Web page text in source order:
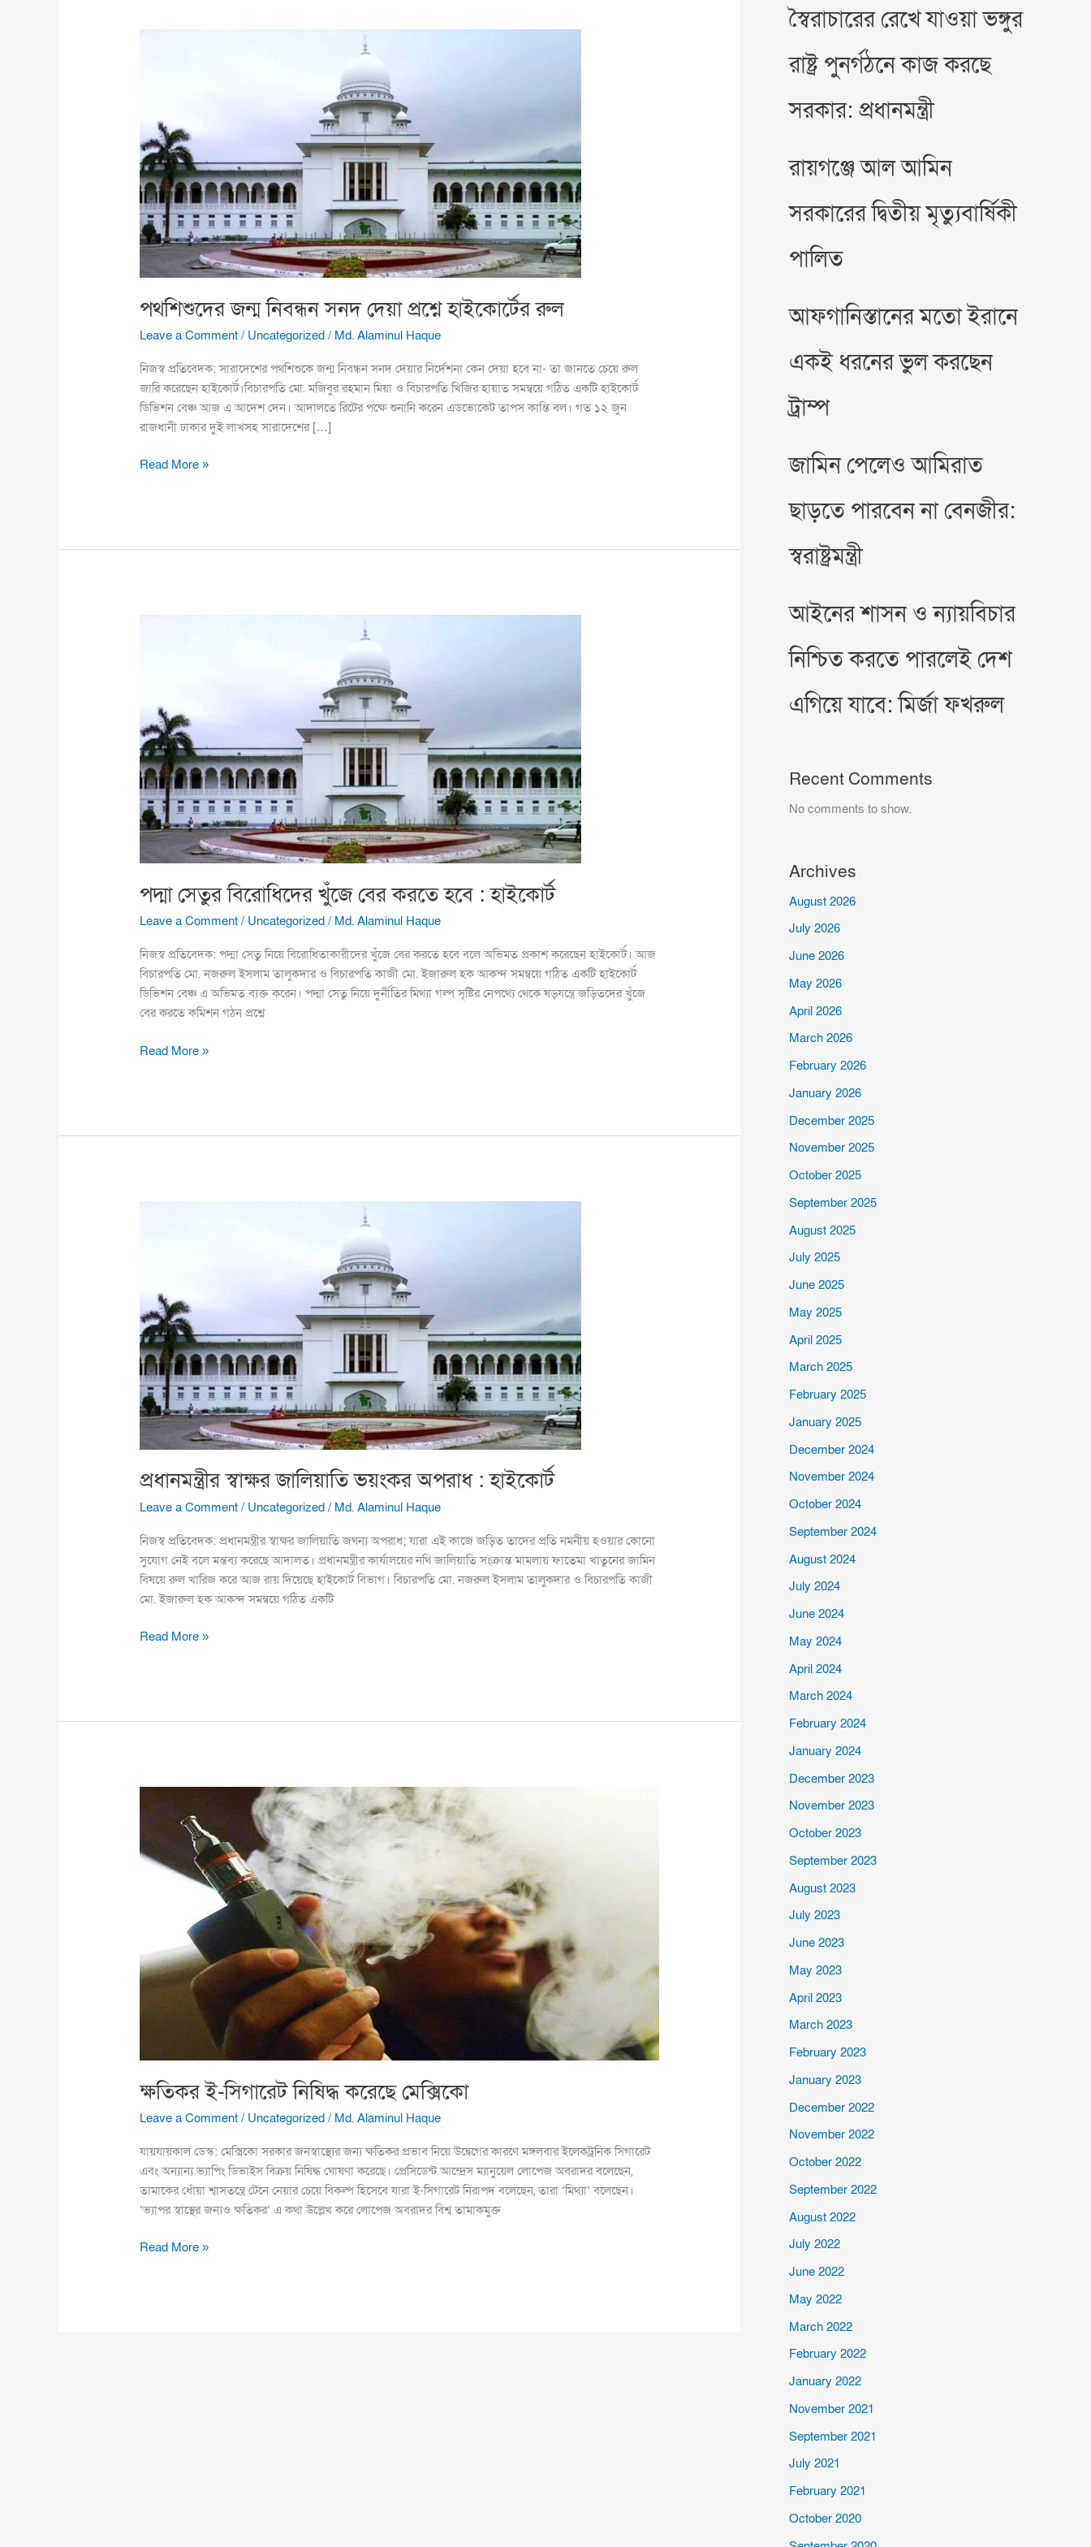
পথশিশুদের জন্ম নিবন্ধন সনদ দেয়া প্রশ্নে হাইকোর্টের রুল
Leave a Comment / Uncategorized / Md. Alaminul Haque
নিজস্ব প্রতিবেদক: সারাদেশের পথশিশুকে জন্ম নিবন্ধন সনদ দেয়ার নির্দেশনা কেন দেয়া হবে না- তা জানতে চেয়ে রুল
জারি করেছেন হাইকোর্ট।বিচারপতি মো. মজিবুর রহমান মিয়া ও বিচারপতি খিজির হায়াত সমন্বয়ে গঠিত একটি হাইকোর্ট
ডিভিশন বেঞ্চ আজ এ আদেশ দেন। আদালতে রিটের পক্ষে শুনানি করেন এডভোকেট তাপস কান্তি বল। গত ১২ জুন
রাজধানী ঢাকার দুই লাখসহ সারাদেশের […]
দেয়া
প্রশ্নে
হাইকোর্টের
রুল
Read More »
পদ্মা সেতুর বিরোধিদের খুঁজে বের করতে হবে : হাইকোর্ট
Leave a Comment / Uncategorized / Md. Alaminul Haque
নিজস্ব প্রতিবেদক: পদ্মা সেতু নিয়ে বিরোধিতাকারীদের খুঁজে বের করতে হবে বলে অভিমত প্রকাশ করেছেন হাইকোর্ট। আজ
বিচারপতি মো. নজরুল ইসলাম তালুকদার ও বিচারপতি কাজী মো. ইজারুল হক আকন্দ সমন্বয়ে গঠিত একটি হাইকোর্ট
ডিভিশন বেঞ্চ এ অভিমত ব্যক্ত করেন। পদ্মা সেতু নিয়ে দুর্নীতির মিথ্যা গল্প সৃষ্টির নেপথ্যে থেকে ষড়যন্ত্রে জড়িতদের খুঁজে
বের করতে কমিশন গঠন প্রশ্নে
করতে
হবে
:
হাইকোর্ট
Read More »
প্রধানমন্ত্রীর স্বাক্ষর জালিয়াতি ভয়ংকর অপরাধ : হাইকোর্ট
Leave a Comment / Uncategorized / Md. Alaminul Haque
নিজস্ব প্রতিবেদক: প্রধানমন্ত্রীর স্বাক্ষর জালিয়াতি জঘন্য অপরাধ; যারা এই কাজে জড়িত তাদের প্রতি নমনীয় হওয়ার কোনো
সুযোগ নেই বলে মন্তব্য করেছে আদালত। প্রধানমন্ত্রীর কার্যালয়ের নথি জালিয়াতি সংক্রান্ত মামলায় ফাতেমা খাতুনের জামিন
বিষয়ে রুল খারিজ করে আজ রায় দিয়েছে হাইকোর্ট বিভাগ। বিচারপতি মো. নজরুল ইসলাম তালুকদার ও বিচারপতি কাজী
মো. ইজারুল হক আকন্দ সমন্বয়ে গঠিত একটি
হাইকোর্ট
Read More »
ক্ষতিকর ই-সিগারেট নিষিদ্ধ করেছে মেক্সিকো
Leave a Comment / Uncategorized / Md. Alaminul Haque
যায়যায়কাল ডেস্ক: মেক্সিকো সরকার জনস্বাস্থ্যের জন্য ক্ষতিকর প্রভাব নিয়ে উদ্বেগের কারণে মঙ্গলবার ইলেকট্রনিক সিগারেট
এবং অন্যান্য ভ্যাপিং ডিভাইস বিক্রয় নিষিদ্ধ ঘোষণা করেছে। প্রেসিডেন্ট আন্দ্রেস ম্যানুয়েল লোপেজ অবরাদর বলেছেন,
তামাকের ধোঁয়া শ্বাসতন্ত্রে টেনে নেয়ার চেয়ে বিকল্প হিসেবে যারা ই-সিগারেট নিরাপদ বলেছেন, তারা ‘মিথ্যা’ বলেছেন।
‘ভ্যাপর স্বাস্থের জন্যও ক্ষতিকর’ এ কথা উল্লেখ করে লোপেজ অবরাদর বিশ্ব তামাকমুক্ত
ক্ষতিকর
সিগারেট
নিষিদ্ধ
করেছে
Read More »
স্বৈরাচারের রেখে যাওয়া ভঙ্গুর
রাষ্ট্র পুনর্গঠনে কাজ করছে
সরকার: প্রধানমন্ত্রী
রায়গঞ্জে আল আমিন
সরকারের দ্বিতীয় মৃত্যুবার্ষিকী
পালিত
আফগানিস্তানের মতো ইরানে
একই ধরনের ভুল করছেন
ট্রাম্প
জামিন পেলেও আমিরাত
ছাড়তে পারবেন না বেনজীর:
স্বরাষ্ট্রমন্ত্রী
আইনের শাসন ও ন্যায়বিচার
নিশ্চিত করতে পারলেই দেশ
এগিয়ে যাবে: মির্জা ফখরুল
Recent Comments
No comments to show.
Archives
August 2026
July 2026
June 2026
May 2026
April 2026
March 2026
February 2026
January 2026
December 2025
November 2025
October 2025
September 2025
August 2025
July 2025
June 2025
May 2025
April 2025
March 2025
February 2025
January 2025
December 2024
November 2024
October 2024
September 2024
August 2024
July 2024
June 2024
May 2024
April 2024
March 2024
February 2024
January 2024
December 2023
November 2023
October 2023
September 2023
August 2023
July 2023
June 2023
May 2023
April 2023
March 2023
February 2023
January 2023
December 2022
November 2022
October 2022
September 2022
August 2022
July 2022
June 2022
May 2022
March 2022
February 2022
January 2022
November 2021
September 2021
July 2021
February 2021
October 2020